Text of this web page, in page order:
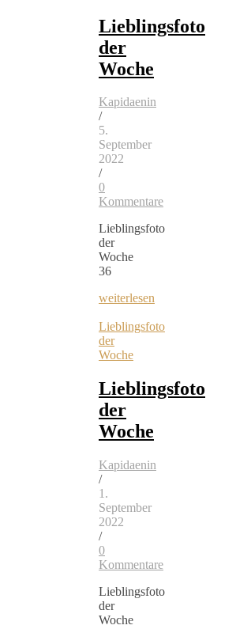
Lieblingsfoto
der
Woche
Kapidaenin
/
5.
September
2022
/
0
Kommentare
Lieblingsfoto
der
Woche
36
weiterlesen
Lieblingsfoto
der
Woche
Lieblingsfoto
der
Woche
Kapidaenin
/
1.
September
2022
/
0
Kommentare
Lieblingsfoto
der
Woche